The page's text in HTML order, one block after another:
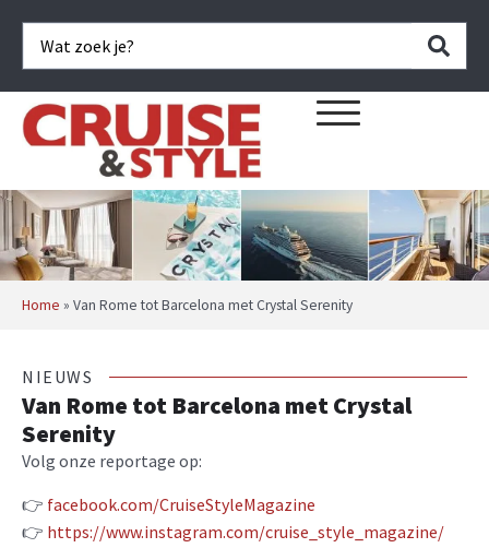
Home » Van Rome tot Barcelona met Crystal Serenity
NIEUWS
Van Rome tot Barcelona met Crystal
Serenity
Volg onze reportage op:
👉 facebook.com/CruiseStyleMagazine
👉 https://www.instagram.com/cruise_style_magazine/